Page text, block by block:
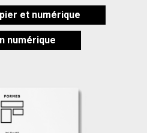
et numérique
numérique